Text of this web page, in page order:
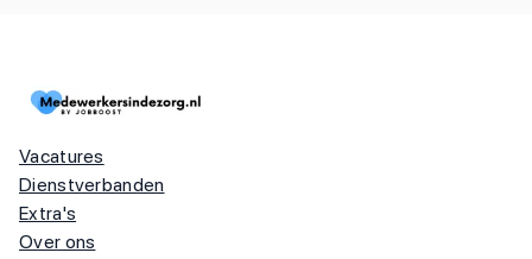
Vacatures
Dienstverbanden
Extra's
Over ons